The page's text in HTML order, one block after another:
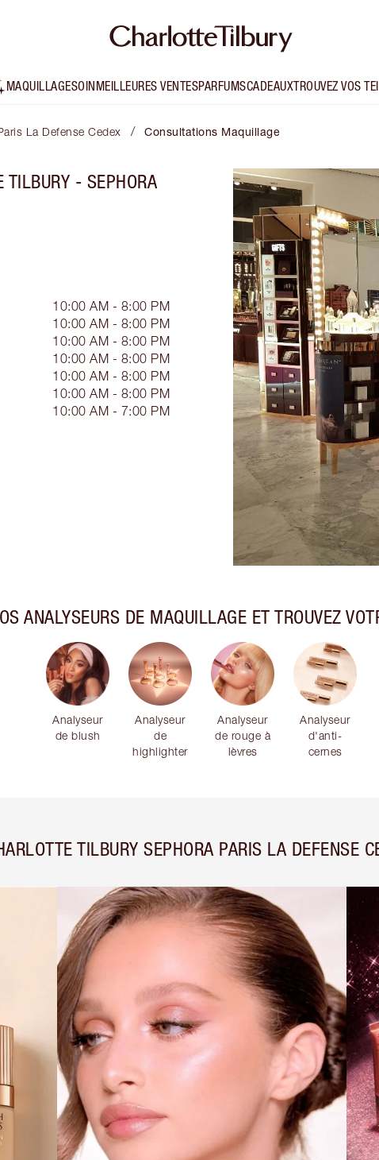
MAQUILLAGESOINMEILLEURES VENTESPARFUMSCADEAUXTROUVEZ VOS
La Defense Cedex / Consultations Maquillage
TILBURY - SEPHORA
10:00 AM - 8:00 PM
10:00 AM - 8:00 PM
10:00 AM - 8:00 PM
10:00 AM - 8:00 PM
10:00 AM - 8:00 PM
10:00 AM - 8:00 PM
10:00 AM - 7:00 PM
ANALYSEURS DE MAQUILLAGE ET TROUVEZ
Analyseur
de blush
Analyseur
de
highlighter
Analyseur
de rouge à
lèvres
Analyseur
d'anti-
cernes
TILBURY SEPHORA PARIS LA DEFENSE